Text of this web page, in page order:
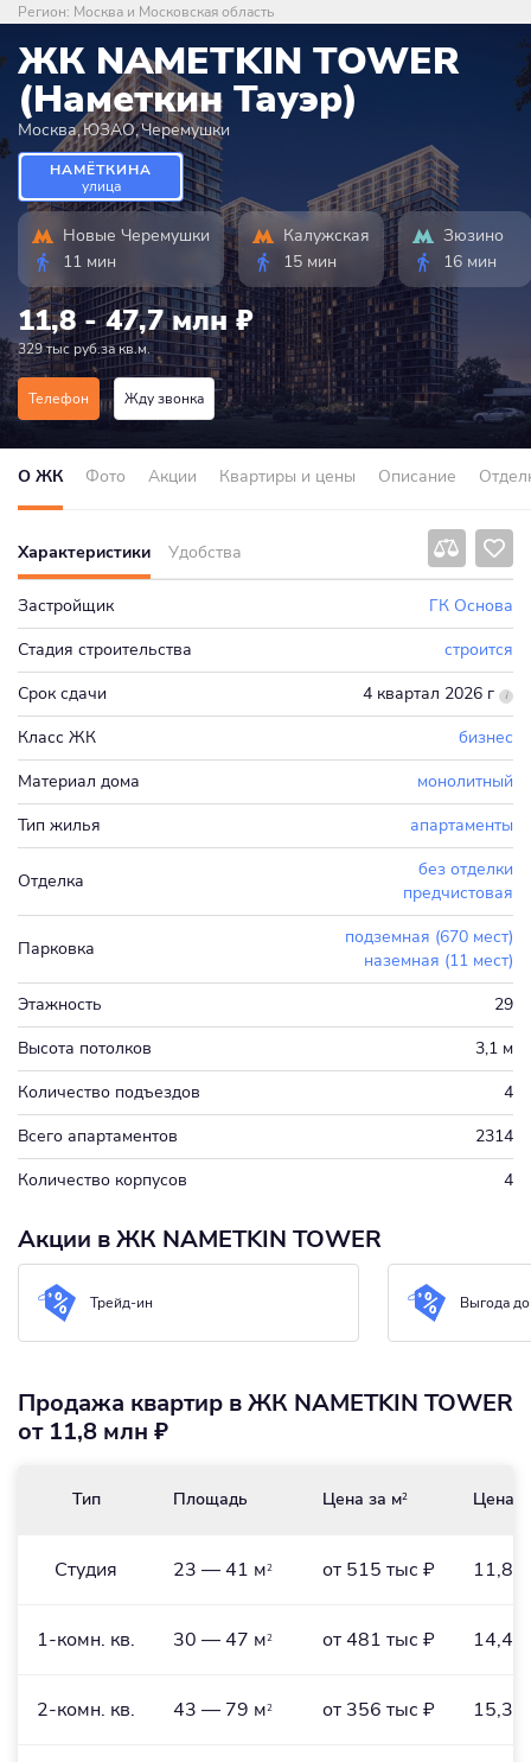
Регион: Москва и Московская область
ЖК NAMETKIN TOWER
(Наметкин Тауэр)
Москва,ЮЗАО,Черемушки
НАМЁТКИНА
улица
Новые Черемушки
11 мин
Калужская
15 мин
Зюзино
16 мин
11,8 - 47,7 млн₽
329 тыс руб.за кв.м.
Телефон Жду звонка
О ЖК Фото Акции Квартиры и цены Описание
Характеристики Удобства
Застройщик
ГК Основа
Стадия строительства
строится
Срок сдачи
4 квартал 2026 г
Класс ЖК
бизнес
Материал дома
монолитный
Тип жилья
апартаменты
Отделка
без отделки
предчистовая
Парковка
подземная (670 мест)
наземная (11 мест)
Этажность
29
Высота потолков
3,1 м
Количество подъездов
4
Всего апартаментов
2314
Количество корпусов
4
Акции в ЖК NAMETKIN TOWER
Трейд-ин Выгода
Продажа квартир в ЖК NAMETKIN TOWER
от 11,8 млн ₽
Тип Площадь Цена за м2 Цена
Студия 23 — 41 м2 от 515 тыс ₽ 11,8
1-комн. кв. 30 — 47 м2 от 481 тыс ₽ 14,4
2-комн. кв. 43 — 79 м2 от 356 тыс ₽ 15,3